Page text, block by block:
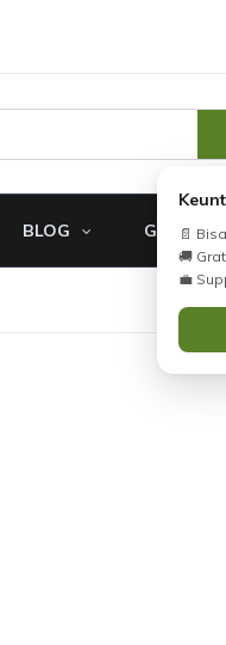
📄
🚚
💼
BLOG GARANSI